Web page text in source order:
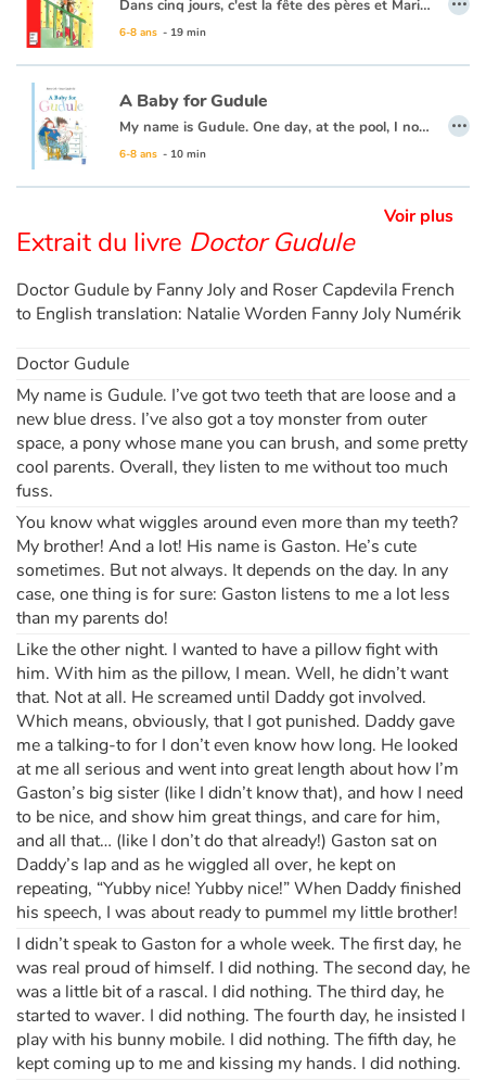
Dans cinq jours, c'est la fête des pères et Marie-Lou n'a pas de cadeau. Le ouistiti qu'elle a fait à l'école est raté. Ses autres idées sont trop difficiles à réaliser. Et sa tirelire désespérément vide. Pourtant, Marie-Lou est bien décidée à offrir à son papa un cadeau magnifique, surprenant, original. Un cadeau qu'il n'oubliera jamais. Et quand Marie-Lou a décidé quelque chose...
6-8 ans - 19 min
A Baby for Gudule
My name is Gudule. One day, at the pool, I noticed that Mom's belly was Mom's belly was all round. It was as if she had swallowed a little balloon. That evening, my parents told me that we were going to have a baby... But who is "we"? Is it me too? I never said I wanted a baby! I just wish I could make Mom and Dad understand that their best baby is me.
This book is also available in French:
6-8 ans - 10 min
…
Voir plus
Extrait du livre Doctor Gudule
Doctor Gudule by Fanny Joly and Roser Capdevila French
to English translation: Natalie Worden Fanny Joly Numérik
Doctor Gudule
My name is Gudule. I’ve got two teeth that are loose and a
new blue dress. I’ve also got a toy monster from outer
space, a pony whose mane you can brush, and some pretty
cool parents. Overall, they listen to me without too much
fuss.
You know what wiggles around even more than my teeth?
My brother! And a lot! His name is Gaston. He’s cute
sometimes. But not always. It depends on the day. In any
case, one thing is for sure: Gaston listens to me a lot less
than my parents do!
Like the other night. I wanted to have a pillow fight with
him. With him as the pillow, I mean. Well, he didn’t want
that. Not at all. He screamed until Daddy got involved.
Which means, obviously, that I got punished. Daddy gave
me a talking-to for I don’t even know how long. He looked
at me all serious and went into great length about how I’m
Gaston’s big sister (like I didn’t know that), and how I need
to be nice, and show him great things, and care for him,
and all that… (like I don’t do that already!) Gaston sat on
Daddy’s lap and as he wiggled all over, he kept on
repeating, “Yubby nice! Yubby nice!” When Daddy finished
his speech, I was about ready to pummel my little brother!
I didn’t speak to Gaston for a whole week. The first day, he
was real proud of himself. I did nothing. The second day, he
was a little bit of a rascal. I did nothing. The third day, he
started to waver. I did nothing. The fourth day, he insisted I
play with his bunny mobile. I did nothing. The fifth day, he
kept coming up to me and kissing my hands. I did nothing.